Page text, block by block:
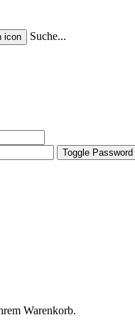
Suche...
Toggle
Warenkorb.